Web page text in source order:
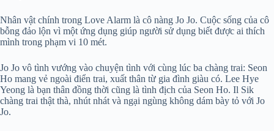
Nhân vật chính trong Love Alarm là cô nàng Jo Jo. Cuộc sống của cô
bỗng đảo lộn vì một ứng dụng giúp người sử dụng biết được ai thích
mình trong phạm vi 10 mét.
Jo Jo vô tình vướng vào chuyện tình với cùng lúc ba chàng trai: Seon
Ho mang vẻ ngoài điển trai, xuất thân từ gia đình giàu có. Lee Hye
Yeong là bạn thân đồng thời cũng là tình địch của Seon Ho. Il Sik
chàng trai thật thà, nhút nhát và ngại ngùng không dám bày tỏ với Jo
Jo.